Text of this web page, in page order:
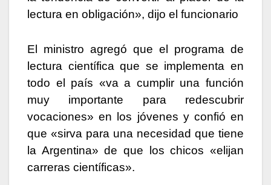
lectura en obligación», dijo el funcionario
El ministro agregó que el programa de
lectura científica que se implementa en
todo el país «va a cumplir una función
muy importante para redescubrir
vocaciones» en los jóvenes y confió en
que «sirva para una necesidad que tiene
la Argentina» de que los chicos «elijan
carreras científicas».